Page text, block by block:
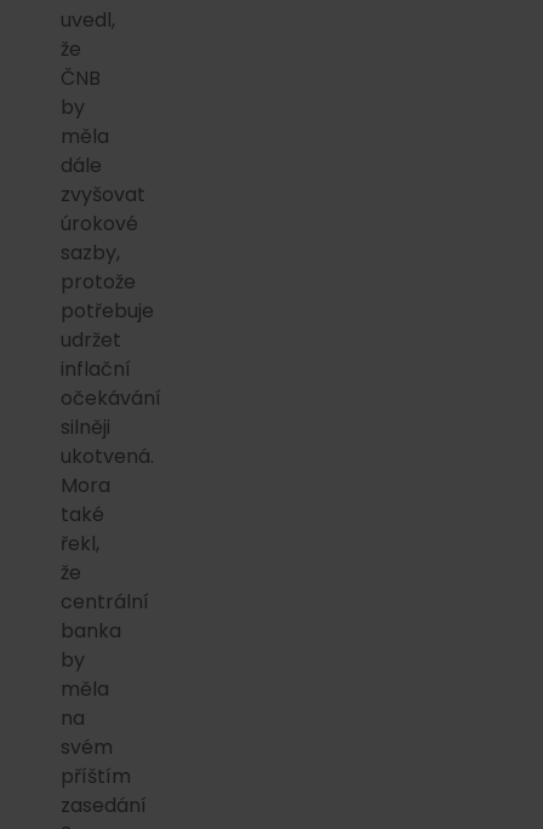
uvedl,
že
ČNB
by
měla
dále
zvyšovat
úrokové
sazby,
protože
potřebuje
udržet
inflační
očekávání
silněji
ukotvená.
Mora
také
řekl,
že
centrální
banka
by
měla
na
svém
příštím
zasedání